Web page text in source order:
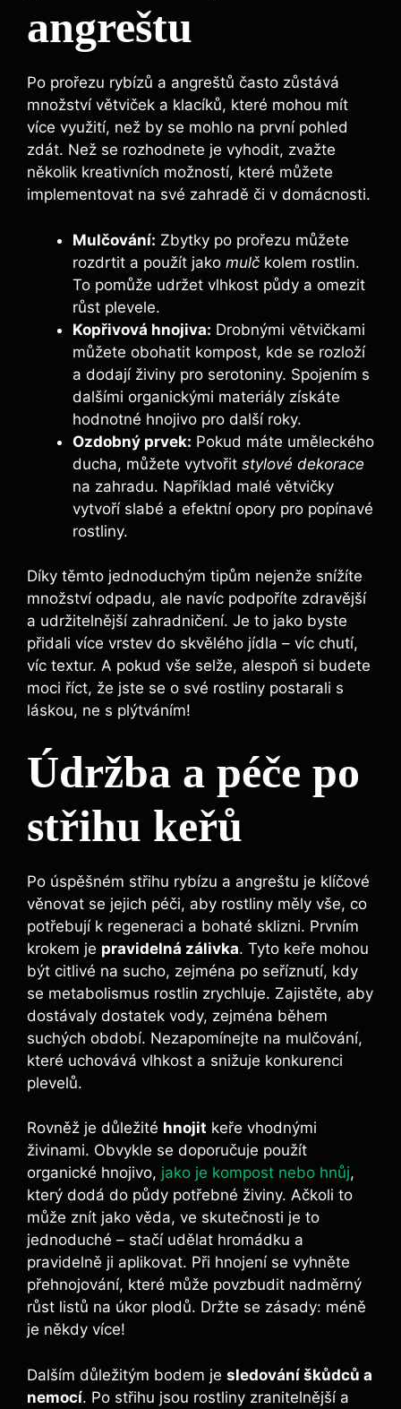
angreštu
Po prořezu rybízů a angreštů často zůstává
množství větviček a klacíků, které mohou mít
více využití, než by se mohlo na první pohled
zdát. Než se rozhodnete je vyhodit, zvažte
několik kreativních možností, které můžete
implementovat na své zahradě či v domácnosti.
Mulčování: Zbytky po prořezu můžete
rozdrtit a použít jako mulč kolem rostlin.
To pomůže udržet vlhkost půdy a omezit
růst plevele.
Kopřivová hnojiva: Drobnými větvičkami
můžete obohatit kompost, kde se rozloží
a dodají živiny pro serotoniny. Spojením s
dalšími organickými materiály získáte
hodnotné hnojivo pro další roky.
Ozdobný prvek: Pokud máte uměleckého
ducha, můžete vytvořit stylové dekorace
na zahradu. Například malé větvičky
vytvoří slabé a efektní opory pro popínavé
rostliny.
Díky těmto jednoduchým tipům nejenže snížíte
množství odpadu, ale navíc podpoříte zdravější
a udržitelnější zahradničení. Je to jako byste
přidali více vrstev do skvělého jídla – víc chutí,
víc textur. A pokud vše selže, alespoň si budete
moci říct, že jste se o své rostliny postarali s
láskou, ne s plýtváním!
Údržba a péče po
střihu keřů
Po úspěšném střihu rybízu a angreštu je klíčové
věnovat se jejich péči, aby rostliny měly vše, co
potřebují k regeneraci a bohaté sklizni. Prvním
krokem je pravidelná zálivka. Tyto keře mohou
být citlivé na sucho, zejména po seříznutí, kdy
se metabolismus rostlin zrychluje. Zajistěte, aby
dostávaly dostatek vody, zejména během
suchých období. Nezapomínejte na mulčování,
které uchovává vlhkost a snižuje konkurenci
plevelů.
Rovněž je důležité hnojit keře vhodnými
živinami. Obvykle se doporučuje použít
organické hnojivo, jako je kompost nebo hnůj,
který dodá do půdy potřebné živiny. Ačkoli to
může znít jako věda, ve skutečnosti je to
jednoduché – stačí udělat hromádku a
pravidelně ji aplikovat. Při hnojení se vyhněte
přehnojování, které může povzbudit nadměrný
růst listů na úkor plodů. Držte se zásady: méně
je někdy více!
Dalším důležitým bodem je sledování škůdců a
nemocí. Po střihu jsou rostliny zranitelnější a